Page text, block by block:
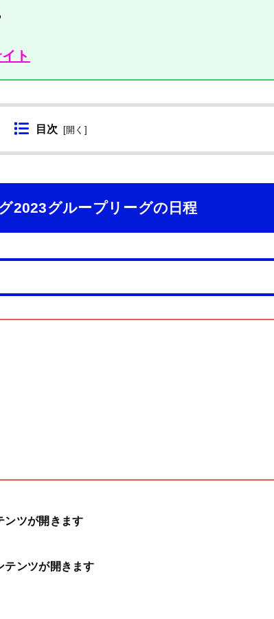
ト
目次 開く
2023グループリーグの日程
ンツが開きます
テンツが開きます